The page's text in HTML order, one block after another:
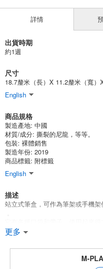
詳情
出貨時期
約1週
尺寸
18.7釐米（長）X 11.2釐米（寬）
English
商品規格
製造產地: 中國
材質/成分: 撕裂的尼龍，等等。
包裝: 裸體銷售
製造年份: 2019
商品標籤: 附標籤
English
描述
站立式筆盒，可作為筆架或手機架
是可折疊的，所以它可以存放在袋
口袋，可作為機械鉛筆、圓珠筆
*提供了一個網狀口袋，用於臨時
*將你的智慧型手機插入網袋，它
更多
M-